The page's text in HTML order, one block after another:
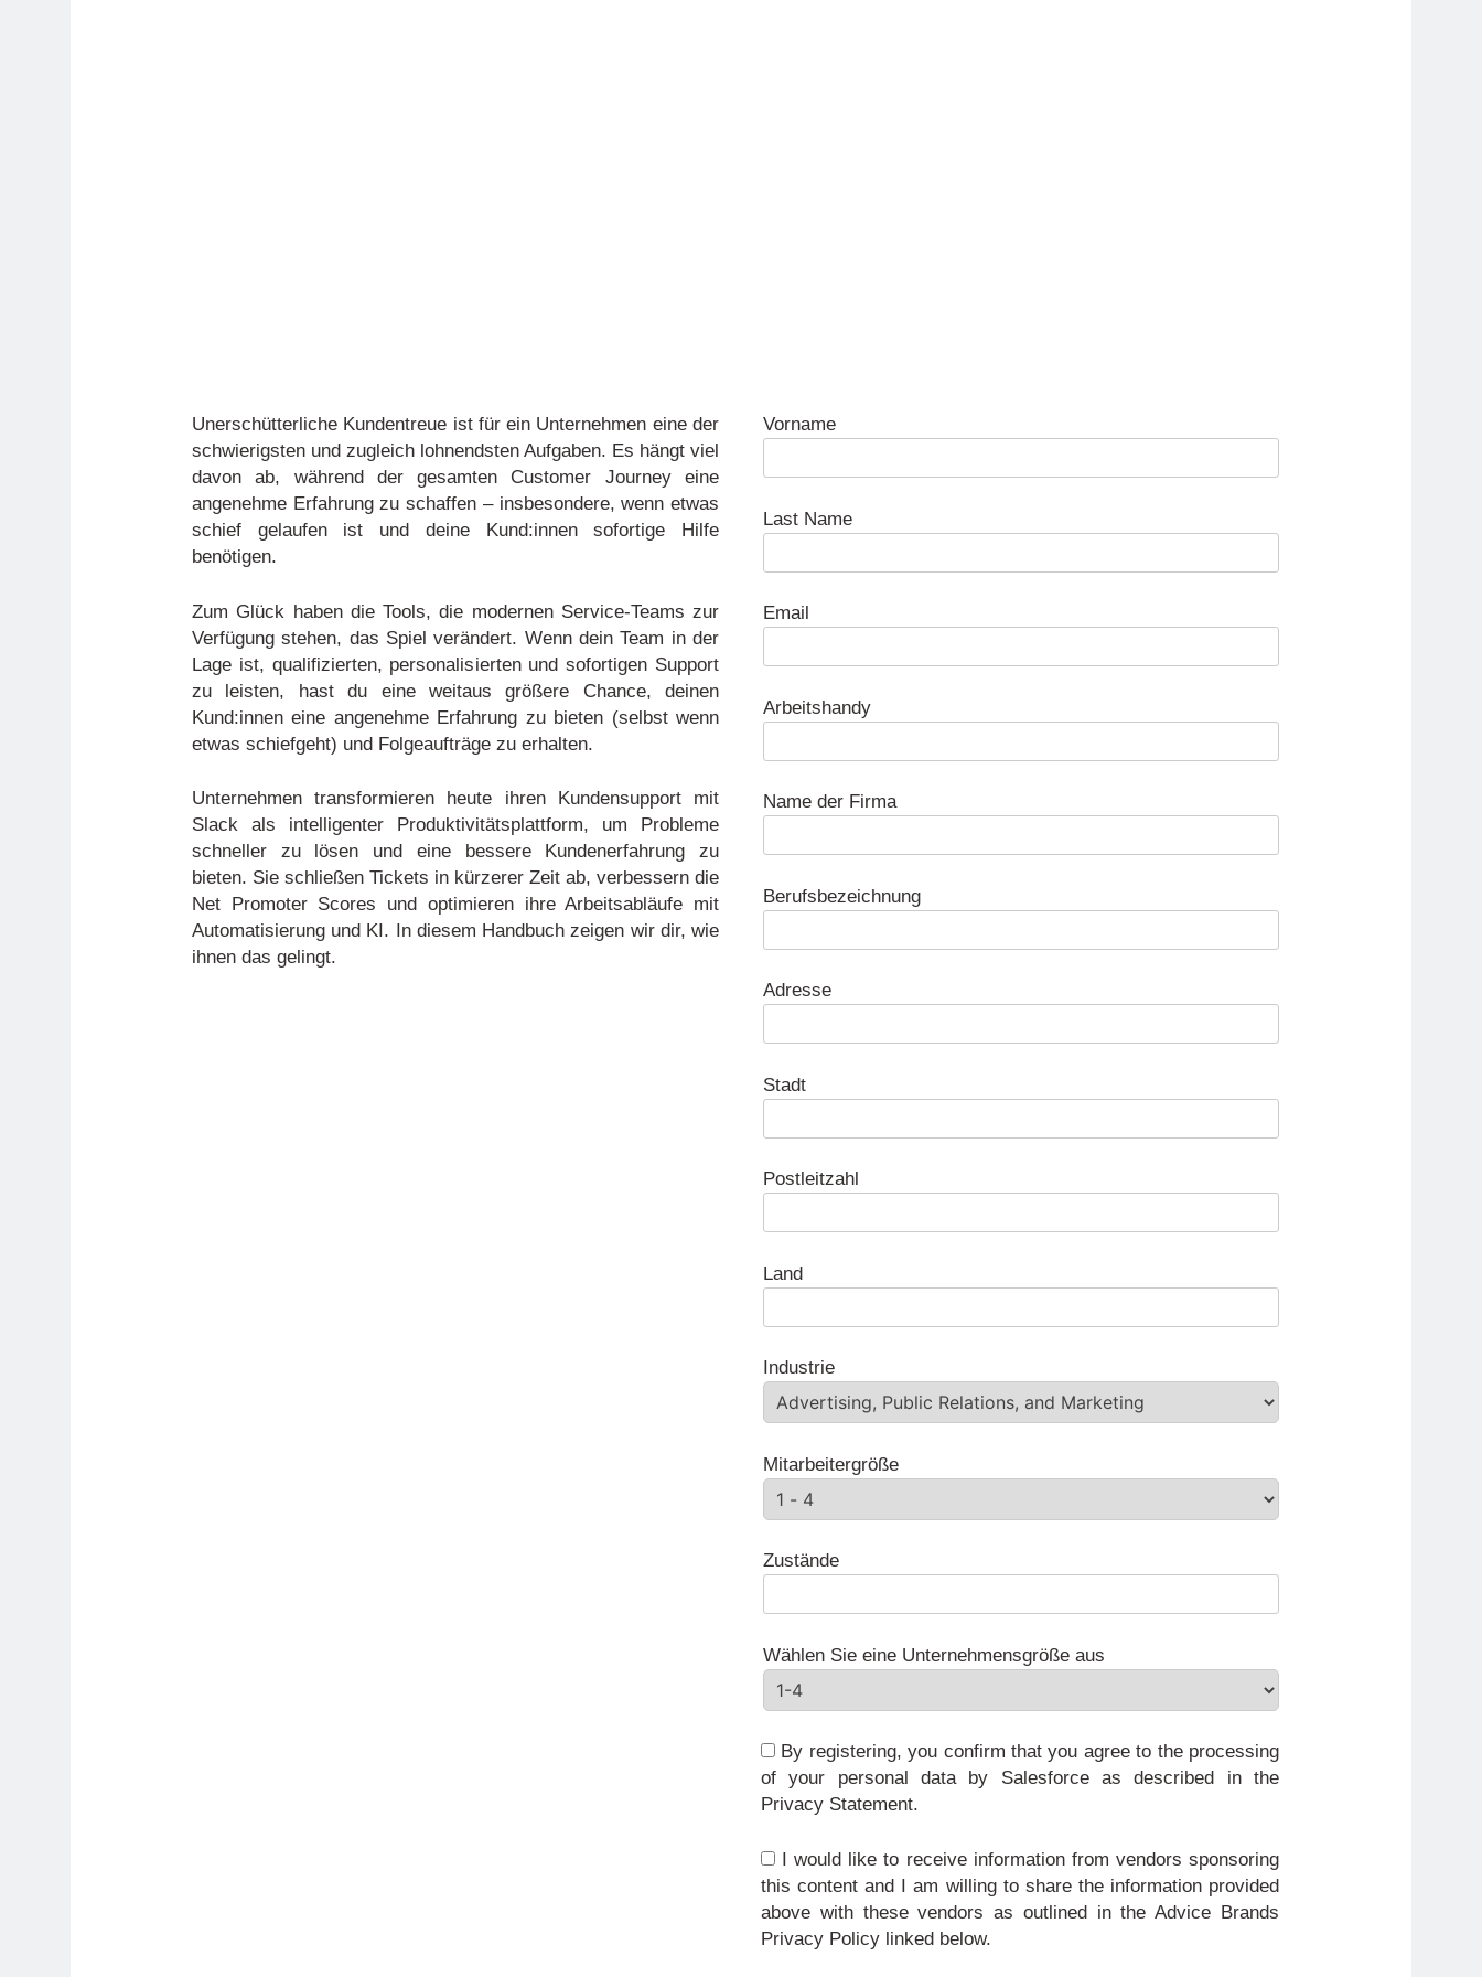
Unerschütterliche Kundentreue ist für ein Unternehmen eine der
schwierigsten und zugleich lohnendsten Aufgaben. Es hängt viel
davon ab, während der gesamten Customer Journey eine
angenehme Erfahrung zu schaffen – insbesondere, wenn etwas
schief gelaufen ist und deine Kund:innen sofortige Hilfe
benötigen.
Zum Glück haben die Tools, die modernen Service-Teams zur
Verfügung stehen, das Spiel verändert. Wenn dein Team in der
Lage ist, qualifizierten, personalisierten und sofortigen Support
zu leisten, hast du eine weitaus größere Chance, deinen
Kund:innen eine angenehme Erfahrung zu bieten (selbst wenn
etwas schiefgeht) und Folgeaufträge zu erhalten.
Unternehmen transformieren heute ihren Kundensupport mit
Slack als intelligenter Produktivitätsplattform, um Probleme
schneller zu lösen und eine bessere Kundenerfahrung zu
bieten. Sie schließen Tickets in kürzerer Zeit ab, verbessern die
Net Promoter Scores und optimieren ihre Arbeitsabläufe mit
Automatisierung und KI. In diesem Handbuch zeigen wir dir, wie
ihnen das gelingt.
Vorname
Last Name
Email
Arbeitshandy
Name der Firma
Berufsbezeichnung
Adresse
Stadt
Postleitzahl
Land
Industrie
Mitarbeitergröße
Zustände
Wählen Sie eine Unternehmensgröße aus
By registering, you confirm that you agree to the processing
of your personal data by Salesforce as described in the
Privacy Statement.
I would like to receive information from vendors sponsoring
this content and I am willing to share the information provided
above with these vendors as outlined in the Advice Brands
Privacy Policy linked below.